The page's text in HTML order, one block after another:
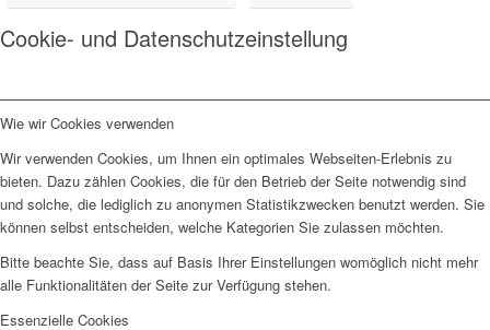
Cookie- und Datenschutzeinstellung
Wie wir Cookies verwenden
Wir verwenden Cookies, um Ihnen ein optimales Webseiten-Erlebnis zu
bieten. Dazu zählen Cookies, die für den Betrieb der Seite notwendig sind
und solche, die lediglich zu anonymen Statistikzwecken benutzt werden. Sie
können selbst entscheiden, welche Kategorien Sie zulassen möchten.
Bitte beachte Sie, dass auf Basis Ihrer Einstellungen womöglich nicht mehr
alle Funktionalitäten der Seite zur Verfügung stehen.
Essenzielle Cookies